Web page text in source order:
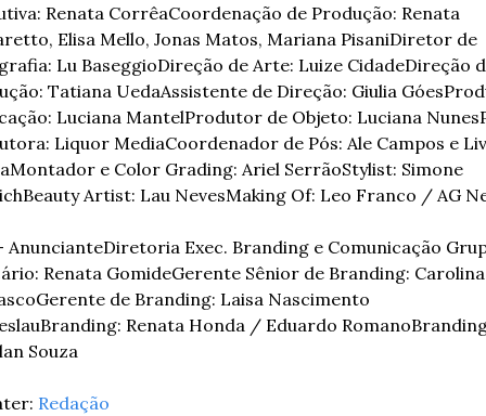
Renata CorrêaCoordenação de Produção: Renata
Elisa Mello, Jonas Matos, Mariana PisaniDiretor de
Lu BaseggioDireção de Arte: Luize CidadeDireção
Tatiana UedaAssistente de Direção: Giulia Góes
Luciana MantelProdutor de Objeto: Luciana Nunes
Liquor MediaCoordenador de Pós: Ale Campos e
Montador e Color Grading: Ariel SerrãoStylist: Simone
Beauty Artist: Lau NevesMaking Of: Leo Franco / AG
AnuncianteDiretoria Exec. Branding e Comunicação
Renata GomideGerente Sênior de Branding: Carolina
Gerente de Branding: Laisa Nascimento
Branding: Renata Honda / Eduardo Romano
Souza
Redação